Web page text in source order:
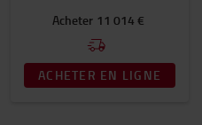
Acheter 11 014 €
ACHETER EN LIGNE